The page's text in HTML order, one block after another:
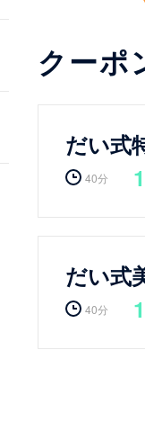
クーポ
だい式
40分
だい式
40分